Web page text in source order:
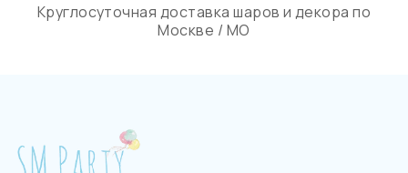
Круглосуточная доставка шаров и декора по
Москве / МО